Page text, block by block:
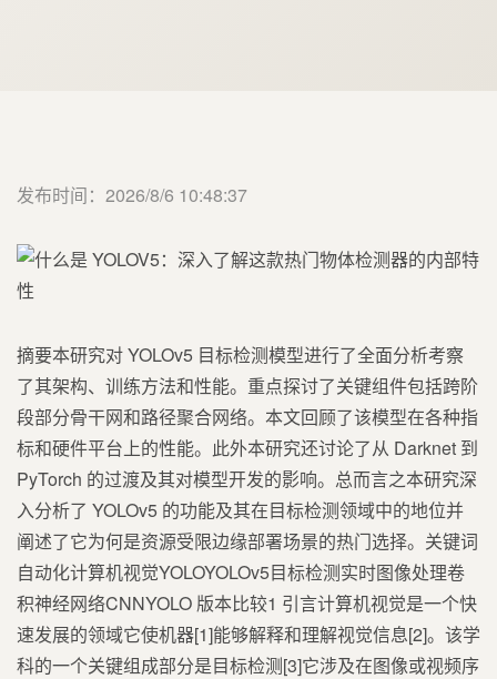
发布时间：2026/8/6 10:48:37
摘要本研究对 YOLOv5 目标检测模型进行了全面分析考察
了其架构、训练方法和性能。重点探讨了关键组件包括跨阶
段部分骨干网和路径聚合网络。本文回顾了该模型在各种指
标和硬件平台上的性能。此外本研究还讨论了从 Darknet 到
PyTorch 的过渡及其对模型开发的影响。总而言之本研究深
入分析了 YOLOv5 的功能及其在目标检测领域中的地位并
阐述了它为何是资源受限边缘部署场景的热门选择。关键词
自动化计算机视觉YOLOYOLOv5目标检测实时图像处理卷
积神经网络CNNYOLO 版本比较1 引言计算机视觉是一个快
速发展的领域它使机器[1]能够解释和理解视觉信息[2]。该学
科的一个关键组成部分是目标检测[3]它涉及在图像或视频序